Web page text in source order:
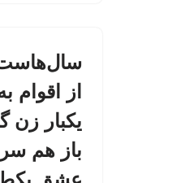
از اقوام
یکبار زن
باز هم